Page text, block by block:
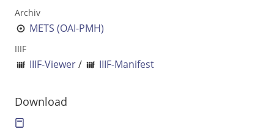
Rechtstrunkierung
an
Archiv
METS (OAI-PMH)
IIIF
IIIF-Viewer/ IIIF-Manifest
Download